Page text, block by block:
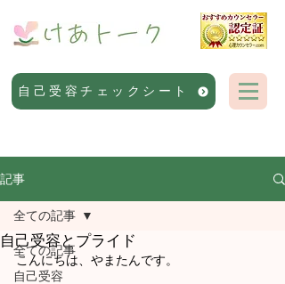
自己受容チェックシート
記事
全ての記事
自己受容
全ての記事
自己受容とプライド
こんにちは、やまたんです。